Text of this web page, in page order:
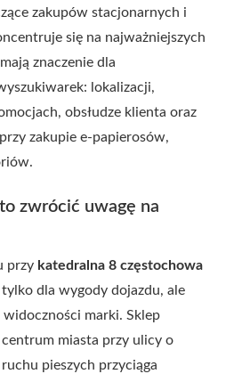
zakupów stacjonarnych i
się na najważniejszych
znaczenie dla
lokalizacji,
obsłudze klienta oraz
zakupie e-papierosów,
zwrócić uwagę na
przy katedralna 8 częstochowa
tylko dla wygody dojazdu, ale
marki. Sklep
centrum miasta przy ulicy o
pieszych przyciąga